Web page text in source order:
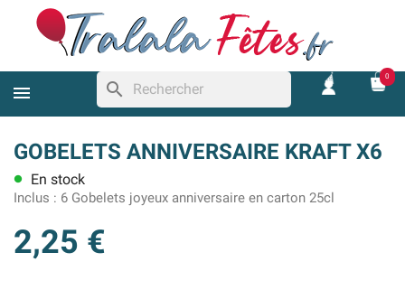
search
0
GOBELETS ANNIVERSAIRE KRAFT X6
lens En stock
Inclus : 6 Gobelets joyeux anniversaire en carton 25cl
2,25 €